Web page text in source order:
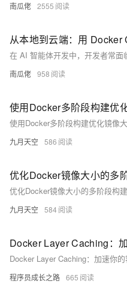
南瓜佬 2555
南瓜佬 958
使用Docker多阶段构建优
使用Docker多阶段构建优化镜像
九月天空 586
优化Docker镜像大小的多
优化Docker镜像大小的多阶段构
九月天空 584
Docker Layer Caching：
Docker Layer Caching：加速你
程序员成长之路 665